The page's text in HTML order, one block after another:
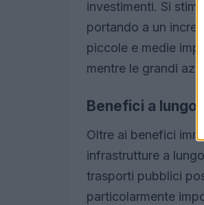
investimenti. Si
portando a un
piccole e medie
mentre le grandi
Benefici a lungo
Oltre ai benefici
infrastrutture a
trasporti pubblici
particolarmente